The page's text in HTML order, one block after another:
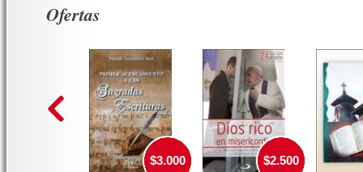
Ofertas
$3.000 $2.500